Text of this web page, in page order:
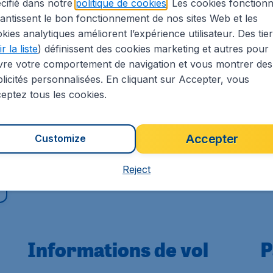
à Mes voyages.
Google+ ou
ou votre adresse e-
Documents
Dans cette section, vous
confirmation de votre
les télécharger ou les
aussi de consulter tous
sélectionnée, les
Informations de vol
dans notre politique de cookies . Les cookies
le bon fonctionnement de nos sites Web et les
analytiques améliorent l’expérience utilisateur. Des
la liste) définissent des cookies marketing et autres pour
votre comportement de navigation et vous montrer des
personnalisées. En cliquant sur Accepter, vous
tous les cookies.
Accepter
Customize
Reject